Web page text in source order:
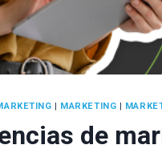
| MARKETING |
de